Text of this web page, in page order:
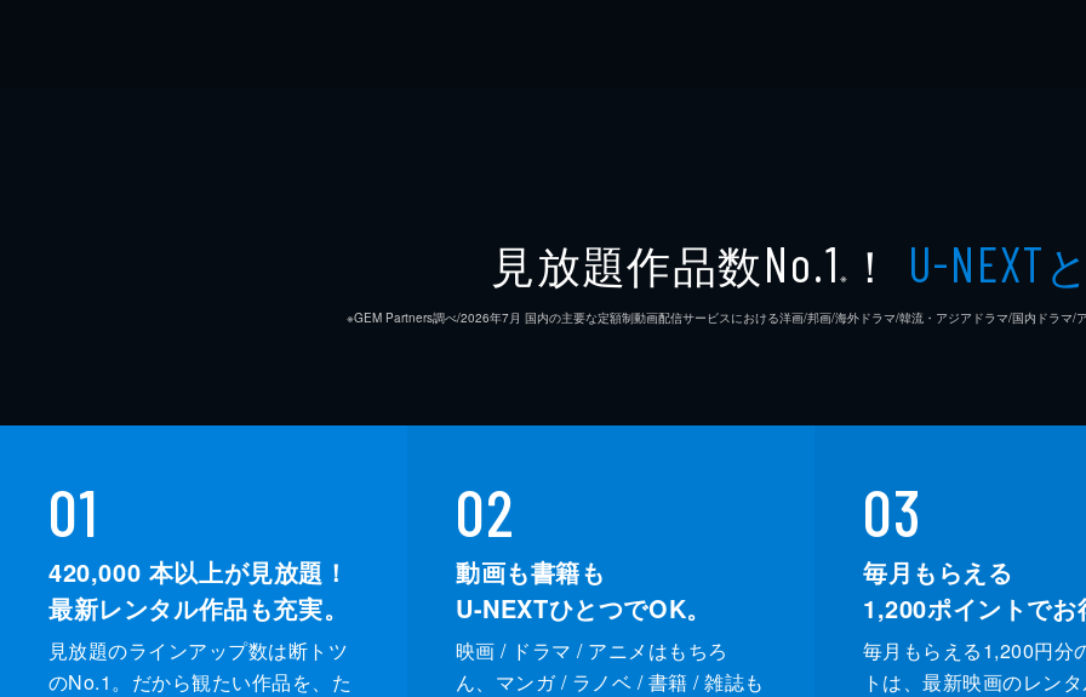
見放題作品数No.1 ※ ！ U-NEXT
※GEM Partners調べ/2026年7⽉ 国内の主要な定額制動画配信サービスにおける洋画/邦画/海外ドラマ/韓流・アジアドラマ/国内ドラマ/
01
420,000 本以上が見放題！
最新レンタル作品も充実。
見放題のラインアップ数は断トツ
のNo.1。だから観たい作品を、た
02
動画も書籍も
U-NEXTひとつでOK。
映画 / ドラマ / アニメはもちろ
ん、マンガ / ラノベ / 書籍 / 雑誌も
03
毎月もらえる
1,200ポイントでお
毎月もらえる1,200円分
トは、最新映画のレン